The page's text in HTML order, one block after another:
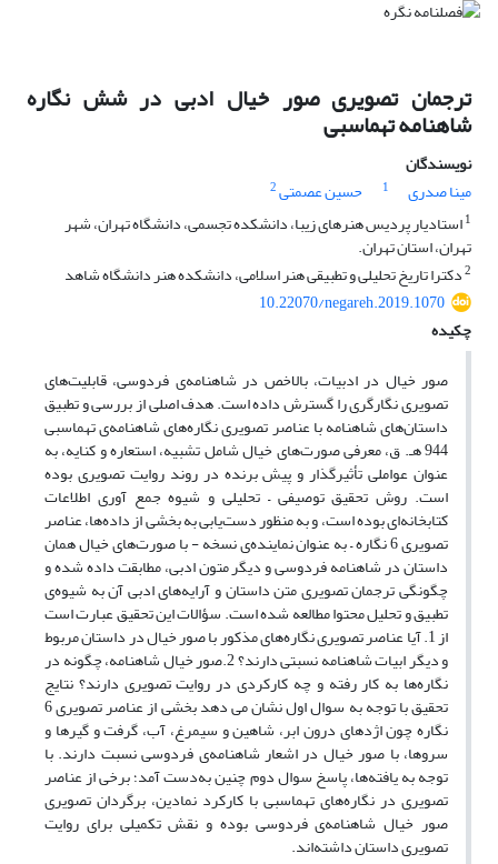
ترجمان تصویری صور خیال ادبی در شش نگاره
شاهنامه تهماسبی
نویسندگان
مینا صدری
1 حسین عصمتی2
1استادیار پردیس هنرهای زیبا، دانشکده تجسمی، دانشگاه تهران، شهر
تهران، استان تهران.
2دکترا تاریخ تحلیلی و تطبیقی هنر اسلامی، دانشکده هنر دانشگاه شاهد
10.22070/negareh.2019.1070
چکیده
صور خیال در ادبیات، بالاخص در شاهنامه‌ی فردوسی، قابلیت‌های
تصویری نگارگری را گسترش داده است. هدف اصلی از بررسی و تطبیق
داستان‌های شاهنامه با عناصر تصویری نگاره‌های شاهنامه‌ی تهماسبی
944 هـ. ق، معرفی صورت‌های خیال شامل تشبیه، استعاره و کنایه، به
عنوان عواملی تأثیرگذار و پیش برنده در روند روایت تصویری بوده
است. روش تحقیق توصیفی – تحلیلی و شیوه جمع آوری اطلاعات
کتابخانه‌ای بوده است، و به منظور دست‌یابی به بخشی از داده‌ها، عناصر
تصویری 6 نگاره – به عنوان نماینده‌ی نسخه - با صورت‌های خیال همان
داستان در شاهنامه فردوسی و دیگر متون ادبی، مطابقت داده شده و
چگونگی ترجمان تصویری متن داستان و آرایه‌های ادبی آن به شیوه‌ی
تطبیق و تحلیل محتوا مطالعه شده است. سؤالات این تحقیق عبارت است
از 1. آیا عناصر تصویری نگاره‌های مذکور با صور خیال در داستان مربوط
و دیگر ابیات شاهنامه نسبتی دارند؟ 2.صور خیال شاهنامه، چگونه در
نگاره‌ها به کار رفته و چه کارکردی در روایت تصویری دارند؟ نتایج
تحقیق با توجه به سوال اول نشان می دهد بخشی از عناصر تصویری 6
نگاره‌ چون اژدهای درون ابر، شاهین و سیمرغ، آب، گرفت و گیرها و
سروها، با صور خیال در اشعار شاهنامه‌ی فردوسی نسبت دارند. با
توجه به یافته‌ها، پاسخ سوال دوم چنین به‌دست آمد؛ برخی از عناصر
تصویری در نگاره‌های تهماسبی با کارکرد نمادین، برگردان تصویری
صور خیال شاهنامه‌ی فردوسی بوده و نقش تکمیلی برای روایت
تصویری داستان داشته‌اند.